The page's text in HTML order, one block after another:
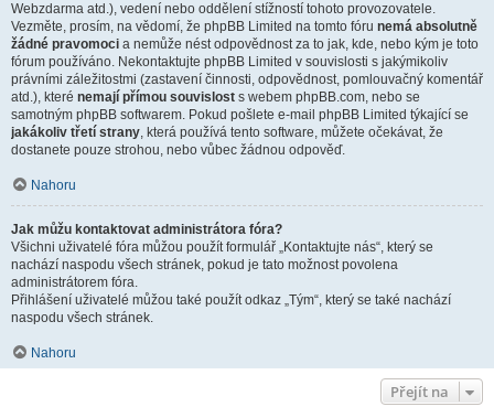
Webzdarma atd.), vedení nebo oddělení stížností tohoto provozovatele.
Vezměte, prosím, na vědomí, že phpBB Limited na tomto fóru nemá absolutně
žádné pravomoci a nemůže nést odpovědnost za to jak, kde, nebo kým je toto
fórum používáno. Nekontaktujte phpBB Limited v souvislosti s jakýmikoliv
právními záležitostmi (zastavení činnosti, odpovědnost, pomlouvačný komentář
atd.), které nemají přímou souvislost s webem phpBB.com, nebo se
samotným phpBB softwarem. Pokud pošlete e-mail phpBB Limited týkající se
jakákoliv třetí strany, která používá tento software, můžete očekávat, že
dostanete pouze strohou, nebo vůbec žádnou odpověď.
Nahoru
Jak můžu kontaktovat administrátora fóra?
Všichni uživatelé fóra můžou použít formulář „Kontaktujte nás“, který se
nachází naspodu všech stránek, pokud je tato možnost povolena
administrátorem fóra.
Přihlášení uživatelé můžou také použít odkaz „Tým“, který se také nachází
naspodu všech stránek.
Nahoru
Přejít na